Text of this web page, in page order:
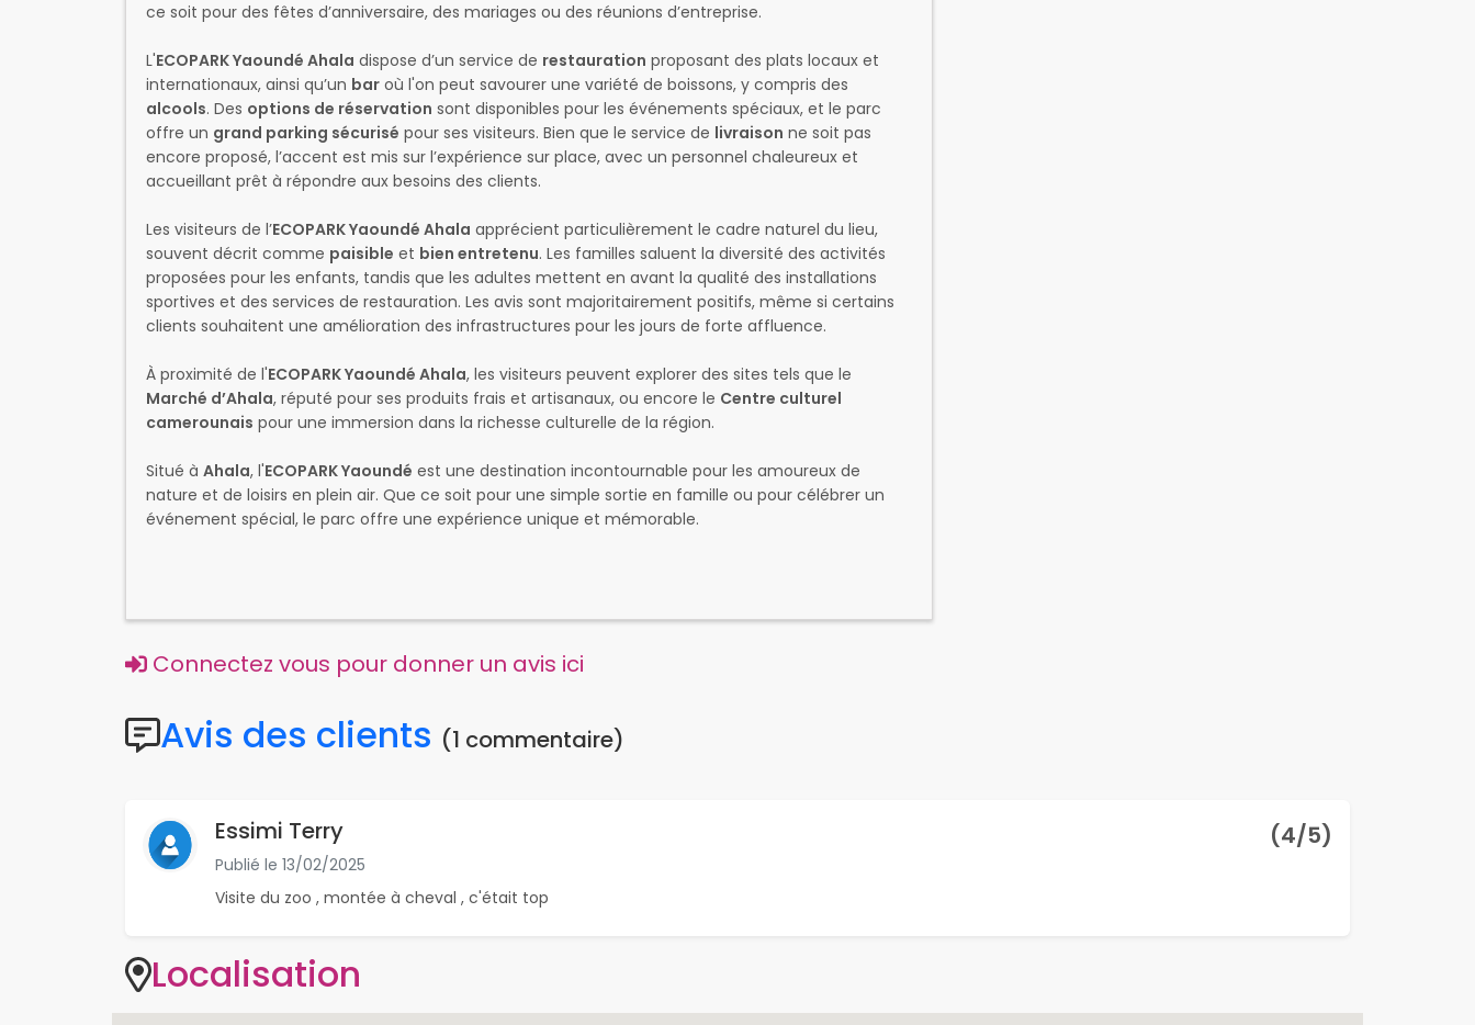
ce soit pour des fêtes d’anniversaire, des mariages ou des réunions d’entreprise.
L'ECOPARK Yaoundé Ahala dispose d’un service de restauration proposant des plats locaux et
internationaux, ainsi qu’un bar où l'on peut savourer une variété de boissons, y compris des
alcools. Des options de réservation sont disponibles pour les événements spéciaux, et le parc
offre un grand parking sécurisé pour ses visiteurs. Bien que le service de livraison ne soit pas
encore proposé, l’accent est mis sur l’expérience sur place, avec un personnel chaleureux et
accueillant prêt à répondre aux besoins des clients.
Les visiteurs de l’ECOPARK Yaoundé Ahala apprécient particulièrement le cadre naturel du lieu,
souvent décrit comme paisible et bien entretenu. Les familles saluent la diversité des activités
proposées pour les enfants, tandis que les adultes mettent en avant la qualité des installations
sportives et des services de restauration. Les avis sont majoritairement positifs, même si certains
clients souhaitent une amélioration des infrastructures pour les jours de forte affluence.
À proximité de l'ECOPARK Yaoundé Ahala, les visiteurs peuvent explorer des sites tels que le
Marché d’Ahala, réputé pour ses produits frais et artisanaux, ou encore le Centre culturel
camerounais pour une immersion dans la richesse culturelle de la région.
Situé à Ahala, l'ECOPARK Yaoundé est une destination incontournable pour les amoureux de
nature et de loisirs en plein air. Que ce soit pour une simple sortie en famille ou pour célébrer un
événement spécial, le parc offre une expérience unique et mémorable.
Connectez vous pour donner un avis ici
Avis des clients (1 commentaire)
Essimi Terry
Publié le 13/02/2025
(4/5)
Visite du zoo , montée à cheval , c'était top
Localisation